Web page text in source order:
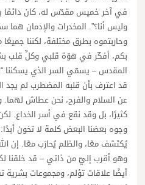
في آخر خميس مقدّس له، كان دائمًا
وليس أنا؟”. المخدرات والإدمان
وحاربتموه بطرق مختلفة، لكننا
بكم، أفكّر في هوّة قلبي وكلِّ قلب
المقدس – يسمّي السر الذي
قد اعترف بأن قلبه المضطرب لم يجد
عن السلام والفرح، نحن عطاش
كثيرًا، بل وقد نقع في أسر الخداع.
وجوه بعضنا البعض كلمة لا تخون
يُكتشف معًا، والظلم يُحارَب معًا. إن
وهو أقرب إليّ من ذاتي – قد خلقنا
أيضًا علاقات تؤلم، ومجموعات